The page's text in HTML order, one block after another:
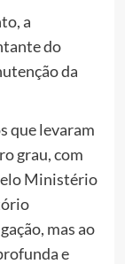
a
do
da
que levaram
grau, com
Ministério
mas ao
e